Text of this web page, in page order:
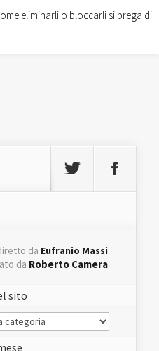
da Eufranio Massi
da Roberto Camera
sito
eliminarli o bloccarli si prega di